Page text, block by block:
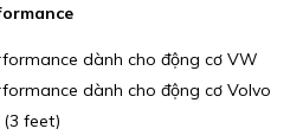
dành cho động cơ VW
dành cho động cơ Volvo
(3 feet)